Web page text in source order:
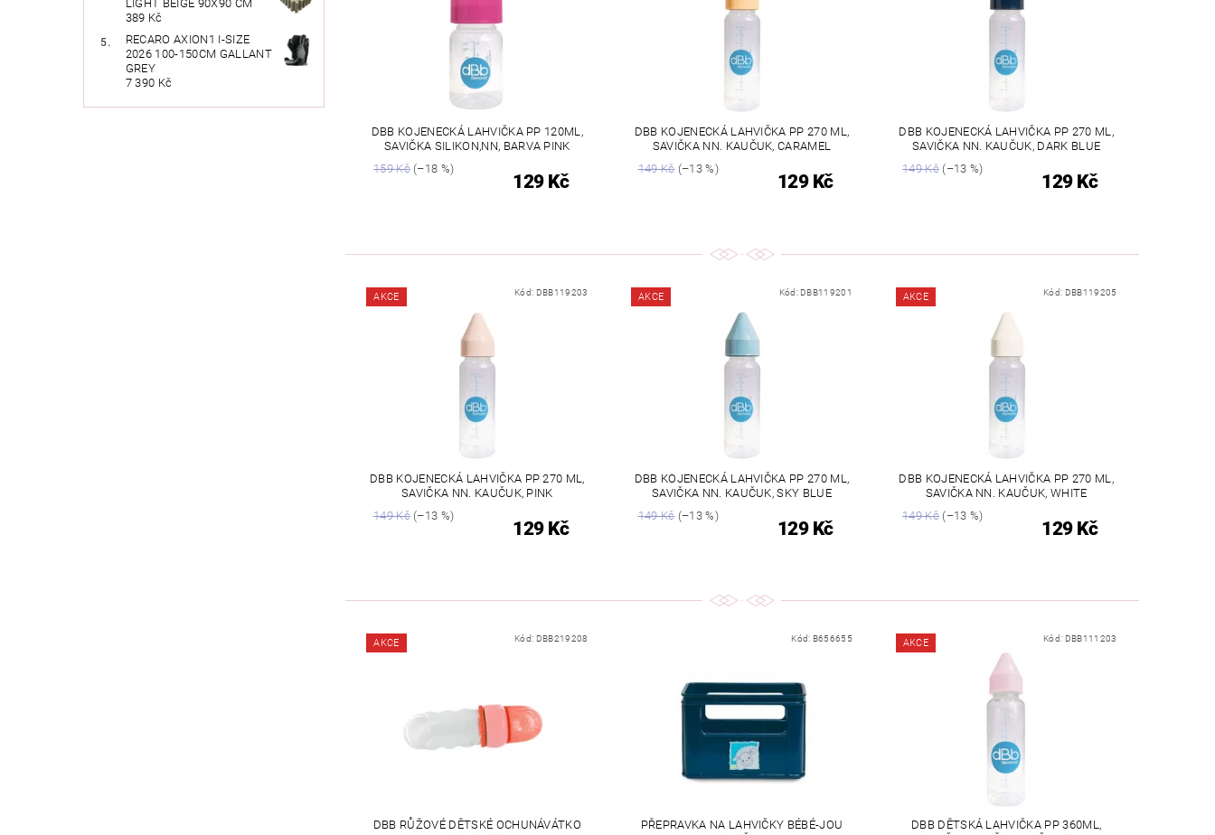
LIGHT BEIGE 90X90 CM
389 Kč
RECARO AXION1 I-SIZE
2026 100-150CM GALLANT
GREY
7 390 Kč
DBB KOJENECKÁ LAHVIČKA PP 120ML,
SAVIČKA SILIKON,NN, BARVA PINK
159 Kč(–18 %)
129 Kč
DBB KOJENECKÁ LAHVIČKA PP 270 ML,
SAVIČKA NN. KAUČUK, CARAMEL
149 Kč(–13 %)
129 Kč
DBB KOJENECKÁ LAHVIČKA PP 270 ML,
SAVIČKA NN. KAUČUK, DARK BLUE
149 Kč (–13 %)
129 Kč
AKCE Kód: DBB119203
DBB KOJENECKÁ LAHVIČKA PP 270 ML,
SAVIČKA NN. KAUČUK, PINK
149 Kč(–13 %)
129 Kč
AKCE Kód: DBB119201
DBB KOJENECKÁ LAHVIČKA PP 270 ML,
SAVIČKA NN. KAUČUK, SKY BLUE
149 Kč(–13 %)
129 Kč
AKCE Kód: DBB119205
DBB KOJENECKÁ LAHVIČKA PP 270 ML,
SAVIČKA NN. KAUČUK, WHITE
149 Kč (–13 %)
129 Kč
AKCE Kód: DBB219208
DBB RŮŽOVÉ DĚTSKÉ OCHUNÁVÁTKO
Kód: B656655
PŘEPRAVKA NA LAHVIČKY BÉBÉ-JOU
AKCE Kód: DBB111203
DBB DĚTSKÁ LAHVIČKA PP 360ML,